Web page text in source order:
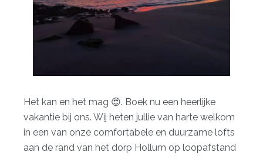
Het kan en het mag 😍. Boek nu een heerlijke
vakantie bij ons. Wij heten jullie van harte welkom
in een van onze comfortabele en duurzame lofts
aan de rand van het dorp Hollum op loopafstand